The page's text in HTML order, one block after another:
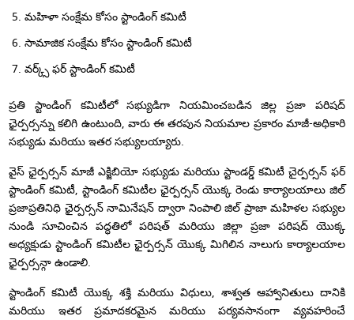
మహిళా సంక్షేమ కోసం స్టాండింగ్ కమిటీ
సామాజిక సంక్షేమ కోసం స్టాండింగ్ కమిటీ
వర్క్స్ ఫర్ స్టాండింగ్ కమిటీ
ప్రతి స్టాండింగ్ కమిటీలో సభ్యుడిగా నియమించబడిన జిల్ల ప్రజా పరిషద్
ఛైర్పర్సన్ను కలిగి ఉంటుంది, వారు ఈ తరపున నియమాల ప్రకారం మాజీ-అధికారి
సభ్యుడు మరియు ఇతర సభ్యులయ్యారు.
వైస్ ఛైర్పర్సన్ మాజీ ఎక్జిబియో సభ్యుడు మరియు స్టాండర్డ్ కమిటీ చైర్పర్సన్ ఫర్
స్టాండింగ్ కమిటీ, స్టాండింగ్ కమిటీల ఛైర్పర్సన్ యొక్క రెండు కార్యాలయాలు జిల్
ప్రజాప్రతినిధి ఛైర్పర్సన్ నామినేషన్ ద్వారా నింపాలి జిల్ ప్రాజా మహిళల సభ్యుల
నుండి సూచించిన పద్ధతిలో పరిషత్ మరియు జిల్లా ప్రజా పరిషద్ యొక్క
అధ్యక్షుడు స్టాండింగ్ కమిటీల ఛైర్పర్సన్ యొక్క మిగిలిన నాలుగు కార్యాలయాల
ఛైర్పర్సన్గా ఉండాలి.
స్టాండింగ్ కమిటీ యొక్క శక్తి మరియు విధులు, శాశ్వత ఆహ్వానితులు దానికి
మరియు ఇతర ప్రమాదకరమైన మరియు పర్యవసానంగా వ్యవహరించే